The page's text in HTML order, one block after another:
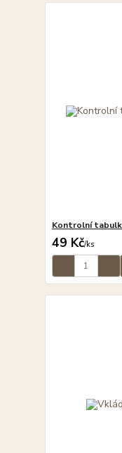
Kontrolní
49 Kč/ks